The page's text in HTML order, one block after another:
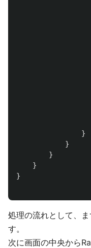
}
}
}
}
}
処理の流れとして、
す。
次に画面の中央から